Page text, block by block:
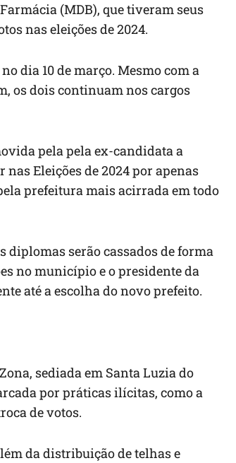
(MDB), que tiveram seus
nas eleições de 2024.
dia 10 de março. Mesmo com a
os dois continuam nos cargos
pela pela ex-candidata a
Eleições de 2024 por apenas
prefeitura mais acirrada em todo
diplomas serão cassados de forma
no município e o presidente da
até a escolha do novo prefeito.
sediada em Santa Luzia do
por práticas ilícitas, como a
de votos.
da distribuição de telhas e